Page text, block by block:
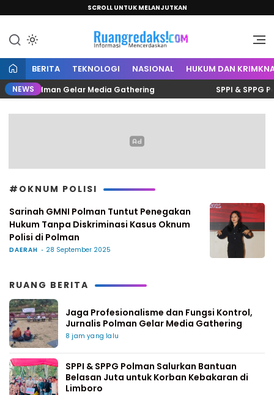
SCROLL UNTUK MELANJUTKAN
Ruang Redaksi
Informasi Mencerdaskan
BERITA TEKNOLOGI NASIONAL HUKUM DAN
NEWS
Polman Gelar Media Gathering SPPI & SPPG
#OKNUM POLISI
Sarinah GMNI Polman Tuntut Penegakan
Hukum Tanpa Diskriminasi Kasus Oknum
Polisi di Polman
DAERAH 28 September 2025
RUANG BERITA
Jaga Profesionalisme dan Fungsi Kontrol,
Jurnalis Polman Gelar Media Gathering
8 jam yang lalu
SPPI & SPPG Polman Salurkan Bantuan
Belasan Juta untuk Korban Kebakaran di
Limboro